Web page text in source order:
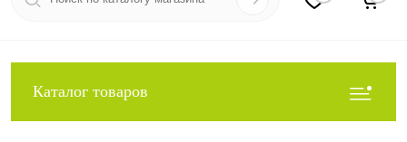
Каталог товаров